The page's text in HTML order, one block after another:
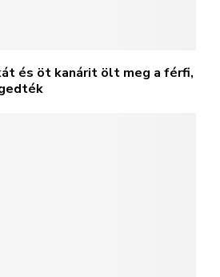
és öt kanárit ölt meg a férfi,